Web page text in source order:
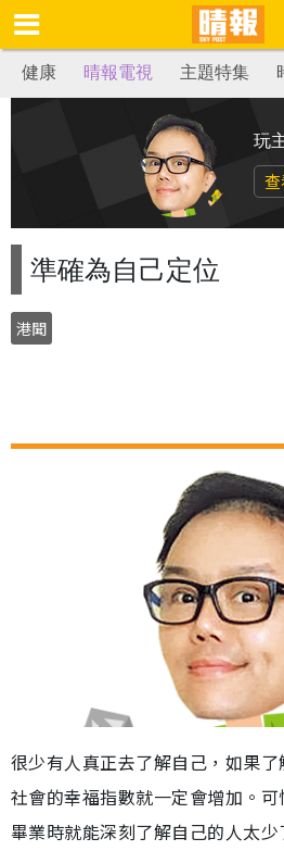
健康 晴報電視 主題特集
玩
準確為自己定位
港聞
很少有人真正去了解自己，如果了
社會的幸福指數就一定會增加。
畢業時就能深刻了解自己的人太